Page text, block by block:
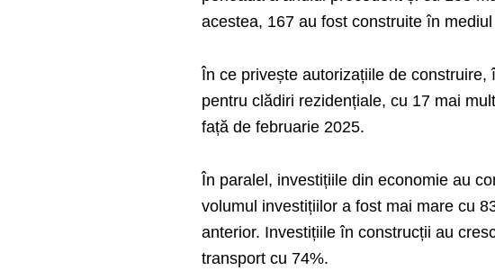
acestea, 167 au fost construite în
În ce privește autorizațiile de
pentru clădiri rezidențiale, cu 17 mai
față de februarie 2025.
În paralel, investițiile din economie au
volumul investițiilor a fost mai mare cu
anterior. Investițiile în construcții au
transport cu 74%.